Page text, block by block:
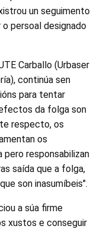
un seguimento
persoal designado
Carballo (Urbaser
continúa sen
para tentar
da folga son
respecto, os
os
pero responsabilizan
saída que a folga,
son inasumíbeis".
a súa firme
xustos e conseguir